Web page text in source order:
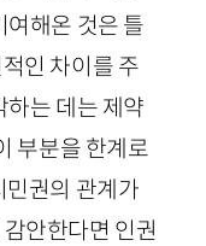
여해온 것은 틀
인 차이를 주
하는 데는 제약
부분을 한계로
민권의 관계가
안한다면 인권